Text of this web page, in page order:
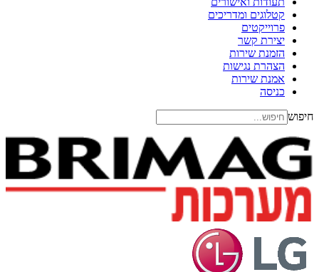
קטלוגים ומדריכים
פרוייקטים
יצירת קשר
הזמנת שירות
הצהרת נגישות
אמנת שירות
כניסה
חיפוש